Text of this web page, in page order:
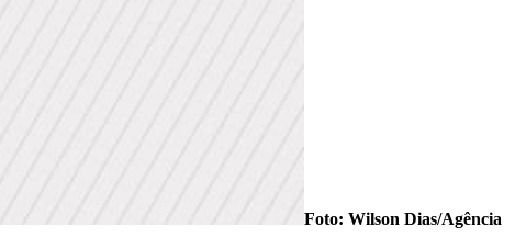
Foto: Wilson Dias/Agência